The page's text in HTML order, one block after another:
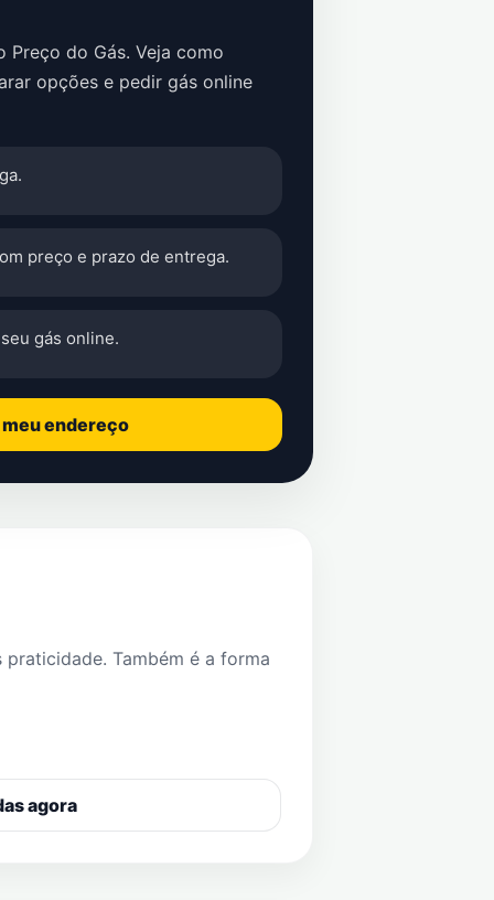
do Gás. Veja como
opções e pedir gás online
preço e prazo de entrega.
gás online.
endereço
Também é a forma
agora